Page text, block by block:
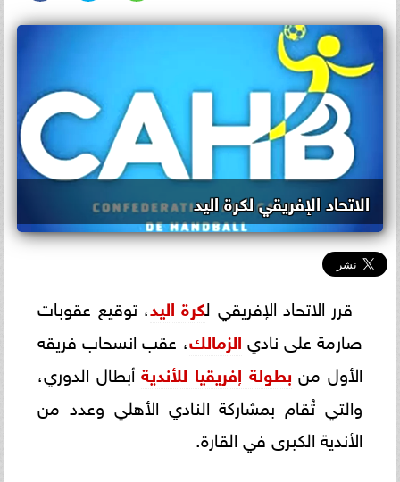
الاتحاد الإفريقي لكرة اليد
قرر الاتحاد الإفريقي لكرة اليد، توقيع عقوبات
صارمة على نادي الزمالك، عقب انسحاب فريقه
الأول من بطولة إفريقيا للأنديةأبطال الدوري،
والتي تُقام بمشاركة النادي الأهلي وعدد من
الأندية الكبرى في القارة.